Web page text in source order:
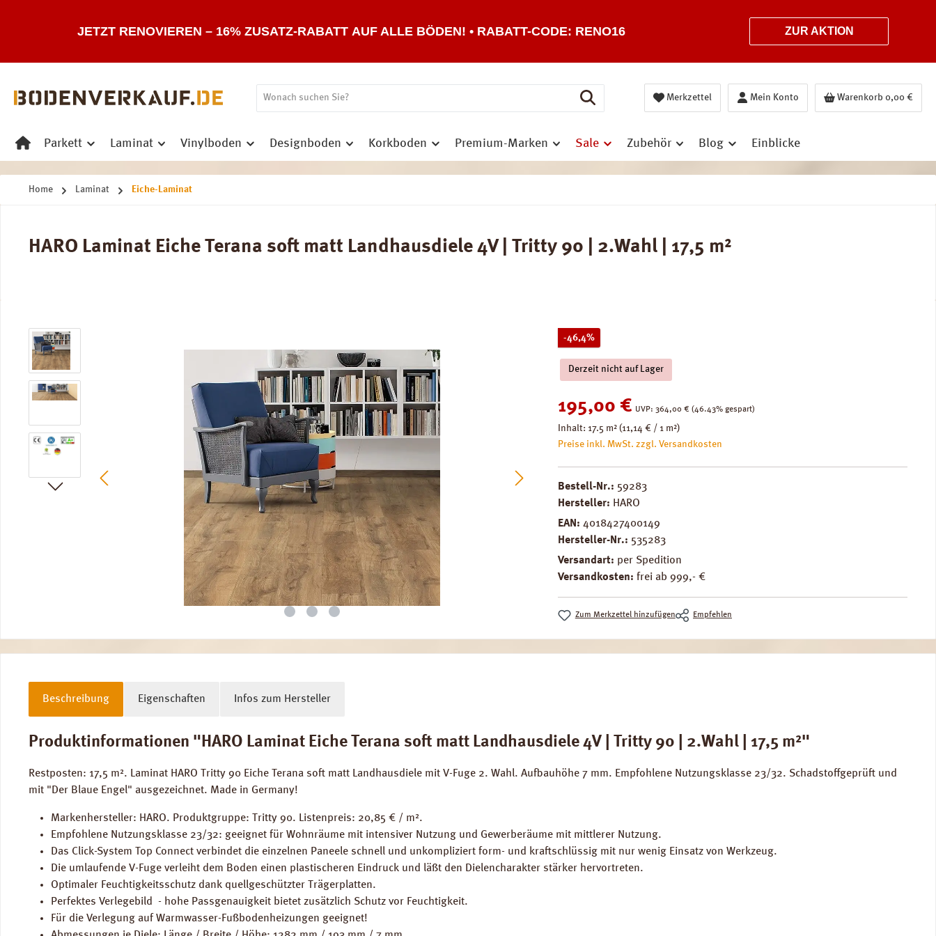
JETZT RENOVIEREN – 16% ZUSATZ-RABATT AUF ALLE BÖDEN! • RABATT-CODE: RENO16 ZUR AKTION
Merkzettel Mein Konto Warenkorb 0,00 €
Parkett Laminat Vinylboden Designboden Korkboden Premium-Marken Sale Zubehör Blog Einblicke
Home Laminat Eiche-Laminat
HARO Laminat Eiche Terana soft matt Landhausdiele 4V | Tritty 90 | 2.Wahl | 17,5 m²
Bildergalerie überspringen -46,4%Rabatt
Derzeit nicht auf Lager
Verkaufspreis:
195,00 € UVP: Regulärer Preis:
364,00 € (46.43% gespart)
Inhalt: 17.5 m² (11,14 € / 1 m²)
Preise inkl. MwSt. zzgl. Versandkosten
Bestell-Nr.: 59283
Hersteller: HARO
EAN: 4018427400149
Hersteller-Nr.: 535283
Versandart: per Spedition
Versandkosten: frei ab 999,- €
Zum Merkzettel hinzufügen Empfehlen
Beschreibung Eigenschaften Infos zum Hersteller
Produktinformationen "HARO Laminat Eiche Terana soft matt Landhausdiele 4V | Tritty 90 | 2.Wahl | 17,5 m²"
Restposten: 17,5 m². Laminat HARO Tritty 90 Eiche Terana soft matt Landhausdiele mit V-Fuge 2. Wahl. Aufbauhöhe 7 mm. Empfohlene Nutzungsklasse 23/32. Schadstoffgeprüft und
mit "Der Blaue Engel" ausgezeichnet. Made in Germany!
Markenhersteller: HARO. Produktgruppe: Tritty 90. Listenpreis: 20,85 € / m².
Empfohlene Nutzungsklasse 23/32: geeignet für Wohnräume mit intensiver Nutzung und Gewerberäume mit mittlerer Nutzung.
Das Click-System Top Connect verbindet die einzelnen Paneele schnell und unkompliziert form- und kraftschlüssig mit nur wenig Einsatz von Werkzeug.
Die umlaufende V-Fuge verleiht dem Boden einen plastischeren Eindruck und läßt den Dielencharakter stärker hervortreten.
Optimaler Feuchtigkeitsschutz dank quellgeschützter Trägerplatten.
Perfektes Verlegebild - hohe Passgenauigkeit bietet zusätzlich Schutz vor Feuchtigkeit.
Für die Verlegung auf Warmwasser-Fußbodenheizungen geeignet!